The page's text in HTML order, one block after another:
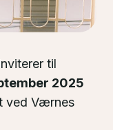
til
2025
ved Værnes